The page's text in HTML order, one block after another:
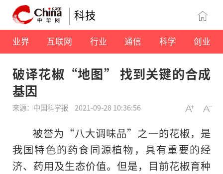
科技
业界 互联网 行业 通信 科学 创业
破译花椒“地图” 找到关键的合成
基因
来源：中国科学报 2021-09-28 10:36:56
被誉为“八大调味品”之一的花椒，是
我国特色的药食同源植物，具有重要的经
济、药用及生态价值。但是，目前花椒育种